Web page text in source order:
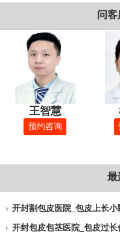
问
王智慧
预约咨询
最
开封割包皮医院_包皮上长
开封包皮包茎医院_包皮过